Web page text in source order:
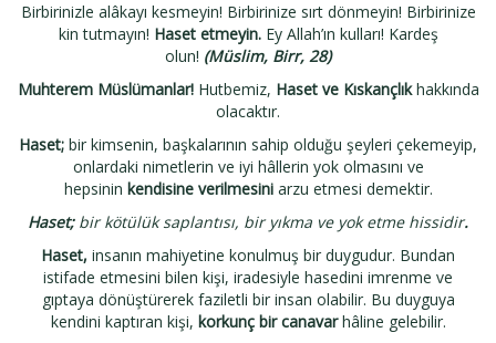
Birbirinizle alâkayı kesmeyin! Birbirinize sırt dönmeyin! Birbirinize
kin tutmayın! Haset etmeyin.Ey Allah’ın kulları! Kardeş
olun! (Müslim, Birr, 28)
Muhterem Müslümanlar!Hutbemiz, Haset ve Kıskançlıkhakkında
olacaktır.
Haset; bir kimsenin, başkalarının sahip olduğu şeyleri çekemeyip,
onlardaki nimetlerin ve iyi hâllerin yok olmasını ve
hepsinin kendisine verilmesiniarzu etmesi demektir.
Haset; bir kötülük saplantısı, bir yıkma ve yok etme hissidir.
Haset, insanın mahiyetine konulmuş bir duygudur. Bundan
istifade etmesini bilen kişi, iradesiyle hasedini imrenme ve
gıptaya dönüştürerek faziletli bir insan olabilir. Bu duyguya
kendini kaptıran kişi, korkunç bir canavarhâline gelebilir.